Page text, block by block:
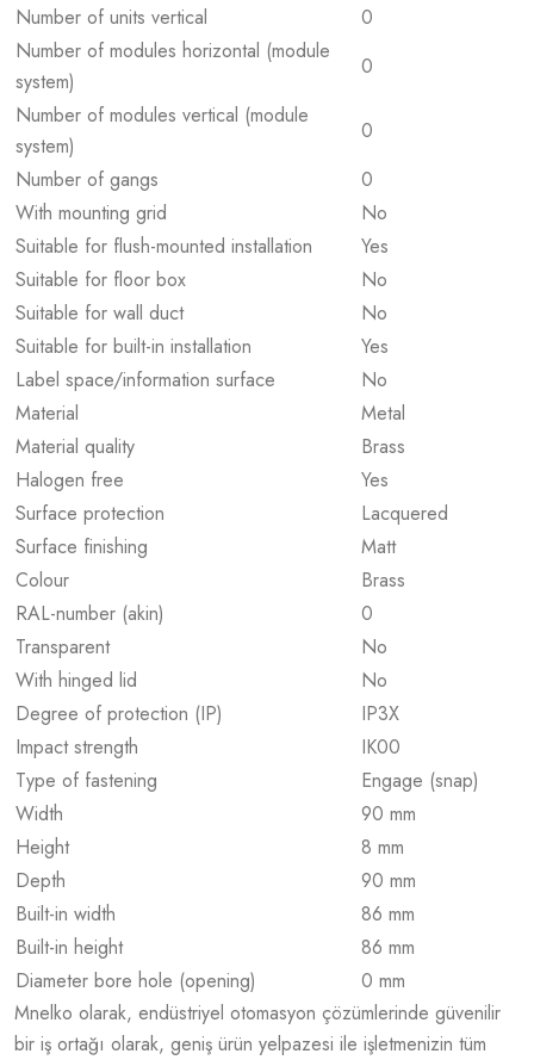
Number of units vertical
0
Number of modules horizontal (module
system)
0
Number of modules vertical (module
system)
0
Number of gangs
0
With mounting grid
No
Suitable for flush-mounted installation
Yes
Suitable for floor box
No
Suitable for wall duct
No
Suitable for built-in installation
Yes
Label space/information surface
No
Material
Metal
Material quality
Brass
Halogen free
Yes
Surface protection
Lacquered
Surface finishing
Matt
Colour
Brass
RAL-number (akin)
0
Transparent
No
With hinged lid
No
Degree of protection (IP)
IP3X
Impact strength
IK00
Type of fastening
Engage (snap)
Width
90 mm
Height
8 mm
Depth
90 mm
Built-in width
86 mm
Built-in height
86 mm
Diameter bore hole (opening)
0 mm
Mnelko olarak, endüstriyel otomasyon çözümlerinde güvenilir
bir iş ortağı olarak, geniş ürün yelpazesi ile işletmenizin tüm